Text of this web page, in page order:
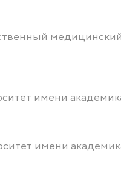
имени
имени